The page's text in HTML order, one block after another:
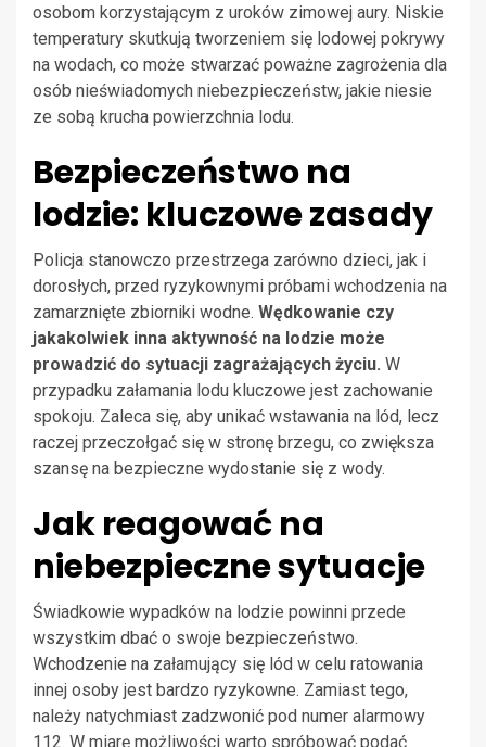
osobom korzystającym z uroków zimowej aury. Niskie
temperatury skutkują tworzeniem się lodowej pokrywy
na wodach, co może stwarzać poważne zagrożenia dla
osób nieświadomych niebezpieczeństw, jakie niesie
ze sobą krucha powierzchnia lodu.
Bezpieczeństwo na
lodzie: kluczowe zasady
Policja stanowczo przestrzega zarówno dzieci, jak i
dorosłych, przed ryzykownymi próbami wchodzenia na
zamarznięte zbiorniki wodne. Wędkowanie czy
jakakolwiek inna aktywność na lodzie może
prowadzić do sytuacji zagrażających życiu. W
przypadku załamania lodu kluczowe jest zachowanie
spokoju. Zaleca się, aby unikać wstawania na lód, lecz
raczej przeczołgać się w stronę brzegu, co zwiększa
szansę na bezpieczne wydostanie się z wody.
Jak reagować na
niebezpieczne sytuacje
Świadkowie wypadków na lodzie powinni przede
wszystkim dbać o swoje bezpieczeństwo.
Wchodzenie na załamujący się lód w celu ratowania
innej osoby jest bardzo ryzykowne. Zamiast tego,
należy natychmiast zadzwonić pod numer alarmowy
112. W miarę możliwości warto spróbować podać